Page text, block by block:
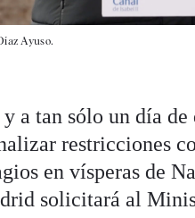
Ayuso.
a tan sólo un día
restricciones
en vísperas de
solicitará al